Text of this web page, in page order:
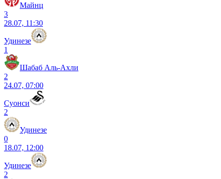
Майнц
3
28.07, 11:30
Удинезе
1
Шабаб Аль-Ахли
2
24.07, 07:00
Суонси
2
Удинезе
0
18.07, 12:00
Удинезе
2